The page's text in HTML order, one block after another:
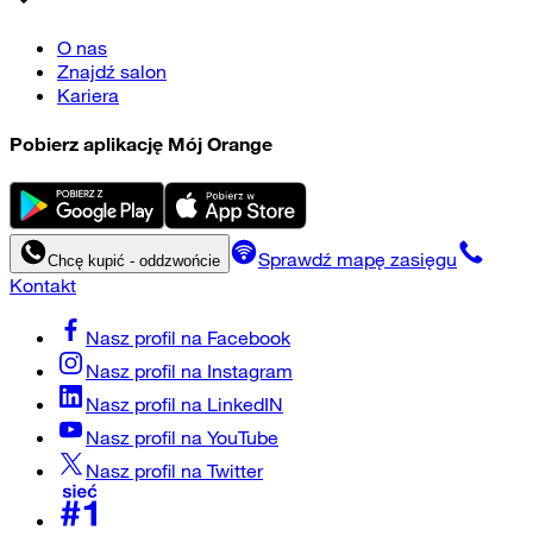
O nas
Znajdź salon
Kariera
Pobierz aplikację Mój Orange
Chcę kupić - oddzwońcie
Sprawdź mapę zasięgu
Kontakt
Nasz profil na Facebook
Nasz profil na Instagram
Nasz profil na LinkedIN
Nasz profil na YouTube
Nasz profil na Twitter